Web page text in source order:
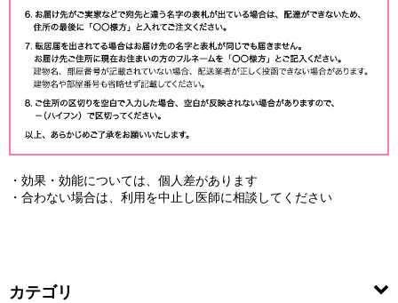
・効果・効能については、個人差があります
・合わない場合は、利用を中止し医師に相談してください
カテゴリ